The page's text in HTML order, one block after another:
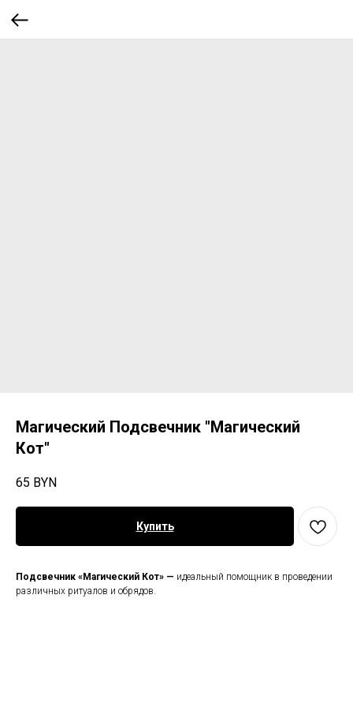
Магический Подсвечник "Магический
Кот"
65 BYN
Купить
Подсвечник «Магический Кот» — идеальный помощник в проведении
различных ритуалов и обрядов.